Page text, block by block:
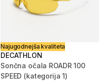
Najugodnejša kvaliteta
DECATHLON
Sončna očala ROADR 100
SPEED (kategorija 1)